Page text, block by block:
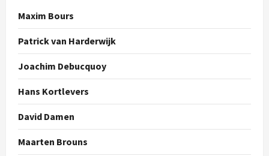
Maxim Bours
Patrick van Harderwijk
Joachim Debucquoy
Hans Kortlevers
David Damen
Maarten Brouns